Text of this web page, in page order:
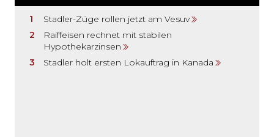
Stadler-Züge rollen jetzt am Vesuv
Raiffeisen rechnet mit stabilen
Hypothekarzinsen
Stadler holt ersten Lokauftrag in Kanada